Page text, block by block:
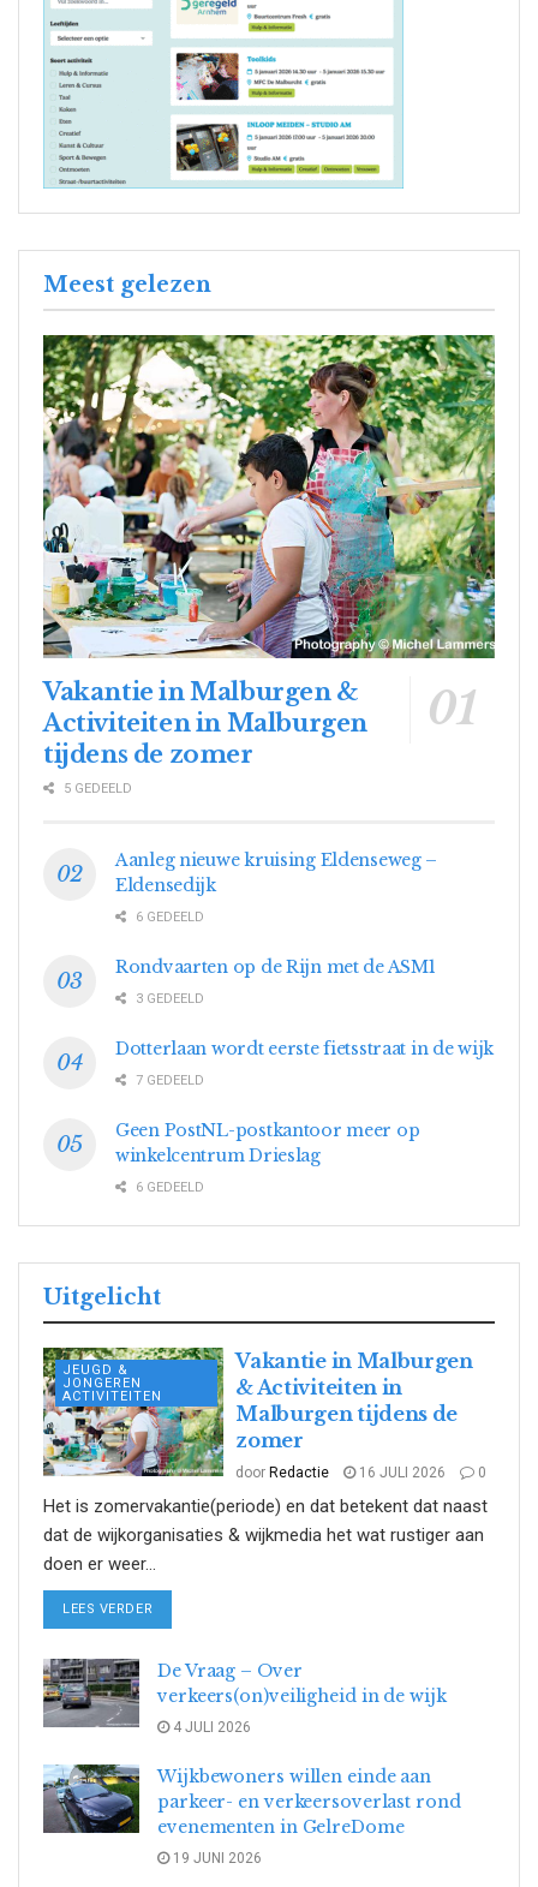
Meest gelezen
Vakantie in Malburgen &
Activiteiten in Malburgen
tijdens de zomer
5 GEDEELD
Aanleg nieuwe kruising Eldenseweg –
Eldensedijk
6 GEDEELD
Rondvaarten op de Rijn met de ASM1
3 GEDEELD
Dotterlaan wordt eerste fietsstraat in de wijk
7 GEDEELD
Geen PostNL-postkantoor meer op
winkelcentrum Drieslag
6 GEDEELD
Uitgelicht
JEUGD &
JONGEREN
ACTIVITEITEN
Vakantie in Malburgen
& Activiteiten in
Malburgen tijdens de
zomer
door Redactie 16 JULI 2026 0
Het is zomervakantie(periode) en dat betekent dat naast
dat de wijkorganisaties & wijkmedia het wat rustiger aan
doen er weer...
LEES VERDER
De Vraag – Over
verkeers(on)veiligheid in de wijk
4 JULI 2026
Wijkbewoners willen einde aan
parkeer- en verkeersoverlast rond
evenementen in GelreDome
19 JUNI 2026